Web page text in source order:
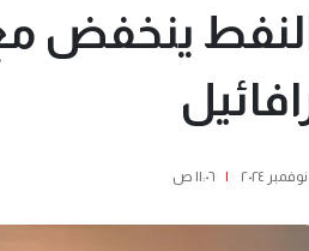
ينخفض
| ١١:٠٦ ص